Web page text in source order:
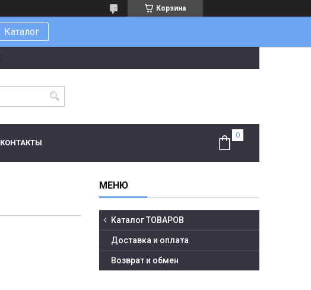
Корзина
Каталог
КОНТАКТЫ
Каталог ТОВАРОВ
Доставка и оплата
Возврат и обмен